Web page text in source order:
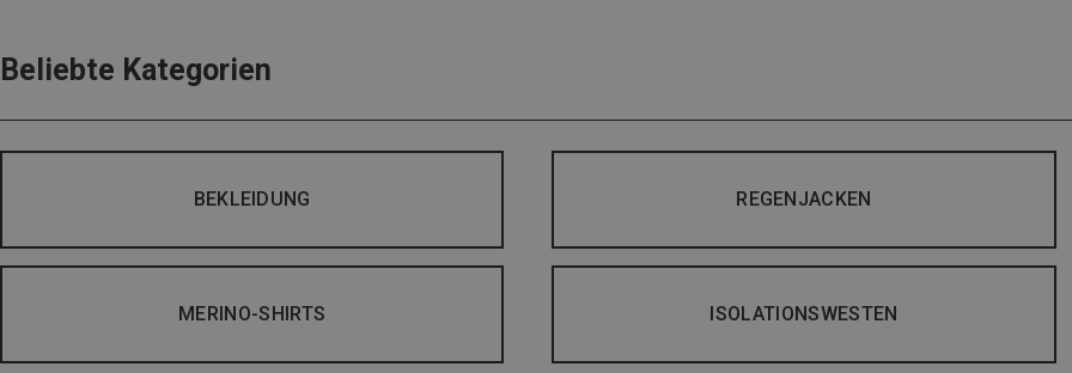
Beliebte Kategorien
BEKLEIDUNG REGENJACKEN
MERINO-SHIRTS ISOLATIONSWESTEN